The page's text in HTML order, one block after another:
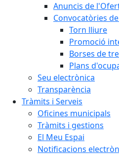
Anuncis de
Convocatòries
Torn lliure
Promoció
Borses de
Plans
Seu electrònica
Transparència
Tràmits i Serveis
Oficines municipals
Tràmits i gestions
El Meu Espai
Notificacions